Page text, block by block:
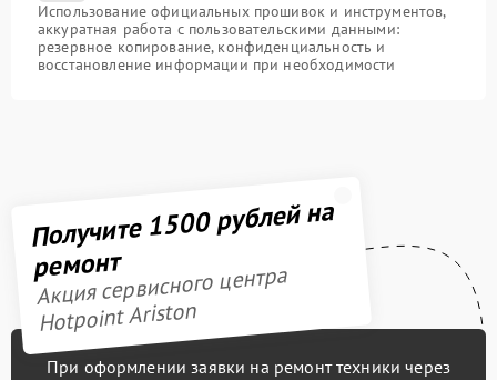
Использование официальных прошивок и инструментов,
аккуратная работа с пользовательскими данными:
резервное копирование, конфиденциальность и
восстановление информации при необходимости
Получите 1500 рублей на
ремонт
Акция сервисного центра
Hotpoint Ariston
При оформлении заявки на ремонт техники через